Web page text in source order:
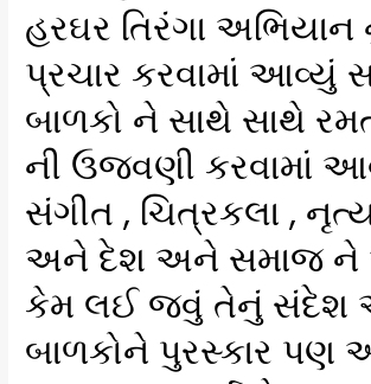
હરઘર તિરંગા
પ્રચાર કરવામાં આવ્યું
બાળકો ને સાથે સાથે
ની ઉજવણી કરવામાં
સંગીત , ચિત્રકલા ,
અને દેશ અને સમાજ
કેમ લઈ જવું તેનું સંદેશ
બાળકોને પુરસ્કાર પણ